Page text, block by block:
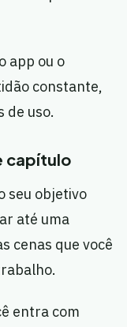
app ou o
constante,
de uso.
capítulo
seu objetivo
até uma
cenas que você
entra com